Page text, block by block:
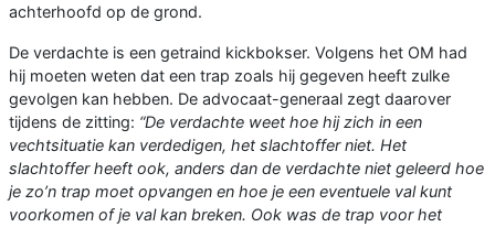
achterhoofd op de grond.
De verdachte is een getraind kickbokser. Volgens het OM had
hij moeten weten dat een trap zoals hij gegeven heeft zulke
gevolgen kan hebben. De advocaat-generaal zegt daarover
tijdens de zitting: “De verdachte weet hoe hij zich in een
vechtsituatie kan verdedigen, het slachtoffer niet. Het
slachtoffer heeft ook, anders dan de verdachte niet geleerd hoe
je zo’n trap moet opvangen en hoe je een eventuele val kunt
voorkomen of je val kan breken. Ook was de trap voor het